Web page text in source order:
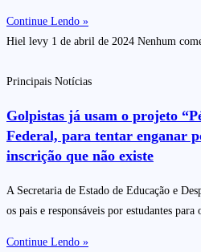
Continue Lendo »
Hiel levy 1 de abril de 2024 Nenhum
Principais Notícias
Golpistas já usam o projeto
Federal, para tentar enganar
inscrição que não existe
A Secretaria de Estado de Educação e
os pais e responsáveis por estudantes
Continue Lendo »